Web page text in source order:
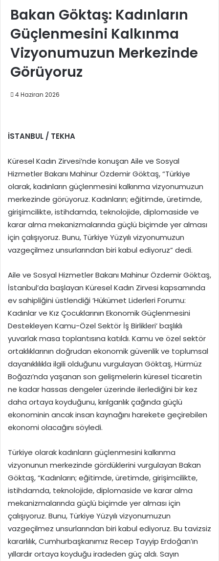
Bakan Göktaş: Kadınların
Güçlenmesini Kalkınma
Vizyonumuzun Merkezinde
Görüyoruz
4 Haziran 2026
İSTANBUL / TEKHA
Küresel Kadın Zirvesi’nde konuşan Aile ve Sosyal
Hizmetler Bakanı Mahinur Özdemir Göktaş, “Türkiye
olarak, kadınların güçlenmesini kalkınma vizyonumuzun
merkezinde görüyoruz. Kadınların; eğitimde, üretimde,
girişimcilikte, istihdamda, teknolojide, diplomaside ve
karar alma mekanizmalarında güçlü biçimde yer alması
için çalışıyoruz. Bunu, Türkiye Yüzyılı vizyonumuzun
vazgeçilmez unsurlarından biri kabul ediyoruz” dedi.
Aile ve Sosyal Hizmetler Bakanı Mahinur Özdemir Göktaş,
İstanbul’da başlayan Küresel Kadın Zirvesi kapsamında
ev sahipliğini üstlendiği ‘Hükümet Liderleri Forumu:
Kadınlar ve Kız Çocuklarının Ekonomik Güçlenmesini
Destekleyen Kamu-Özel Sektör İş Birlikleri’ başlıklı
yuvarlak masa toplantısına katıldı. Kamu ve özel sektör
ortaklıklarının doğrudan ekonomik güvenlik ve toplumsal
dayanıklılıkla ilgili olduğunu vurgulayan Göktaş, Hürmüz
Boğazı’nda yaşanan son gelişmelerin küresel ticaretin
ne kadar hassas dengeler üzerinde ilerlediğini bir kez
daha ortaya koyduğunu, kırılganlık çağında güçlü
ekonominin ancak insan kaynağını harekete geçirebilen
ekonomi olacağını söyledi.
Türkiye olarak kadınların güçlenmesini kalkınma
vizyonunun merkezinde gördüklerini vurgulayan Bakan
Göktaş, “Kadınların; eğitimde, üretimde, girişimcilikte,
istihdamda, teknolojide, diplomaside ve karar alma
mekanizmalarında güçlü biçimde yer alması için
çalışıyoruz. Bunu, Türkiye Yüzyılı vizyonumuzun
vazgeçilmez unsurlarından biri kabul ediyoruz. Bu tavizsiz
kararlılık, Cumhurbaşkanımız Recep Tayyip Erdoğan’ın
yıllardır ortaya koyduğu iradeden güç aldı. Sayın